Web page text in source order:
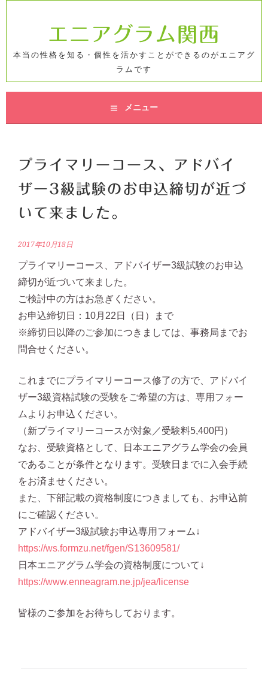
ス
ッ
エニアグラム関西
本当の性格を知る・個性を活かすことができるのがエニアグ
ラムです
メニュー
プライマリーコース、アドバイ
ザー3級試験のお申込締切が近づ
いて来ました。
2017年10月18日
プライマリーコース、アドバイザー3級試験のお申込
締切が近づいて来ました。
ご検討中の方はお急ぎください。
お申込締切日：10月22日（日）まで
※締切日以降のご参加につきましては、事務局までお
問合せください。
これまでにプライマリーコース修了の方で、アドバイ
ザー3級資格試験の受験をご希望の方は、専用フォー
ムよりお申込ください。
（新プライマリーコースが対象／受験料5,400円）
なお、受験資格として、日本エニアグラム学会の会員
であることが条件となります。受験日までに入会手続
をお済ませください。
また、下部記載の資格制度につきましても、お申込前
にご確認ください。
アドバイザー3級試験お申込専用フォーム↓
https://ws.formzu.net/fgen/S13609581/
日本エニアグラム学会の資格制度について↓
https://www.enneagram.ne.jp/jea/license
皆様のご参加をお待ちしております。